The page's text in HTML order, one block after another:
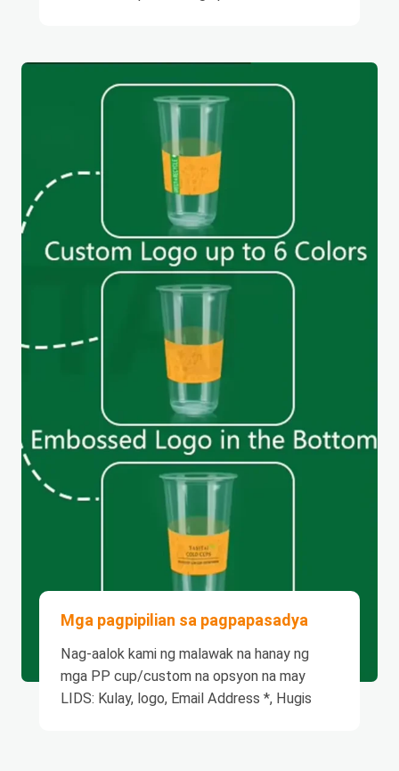
Mga pagpipilian sa pagpapasadya
Nag-aalok kami ng malawak na hanay ng
mga PP cup/custom na opsyon na may
LIDS: Kulay, logo, Email Address *, Hugis